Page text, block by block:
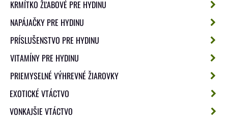
KRMÍTKO ŽĽABOVÉ PRE HYDINU
NAPÁJAČKY PRE HYDINU
PRÍSLUŠENSTVO PRE HYDINU
VITAMÍNY PRE HYDINU
PRIEMYSELNÉ VÝHREVNÉ ŽIAROVKY
EXOTICKÉ VTÁCTVO
VONKAJŠIE VTÁCTVO